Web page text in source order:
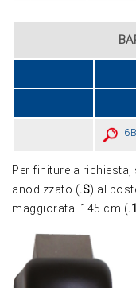
Per finiture a
anodizzato (.S) al
maggiorata: 145 cm (